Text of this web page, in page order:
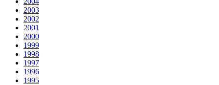
2003
2002
2001
2000
1999
1998
1997
1996
1995